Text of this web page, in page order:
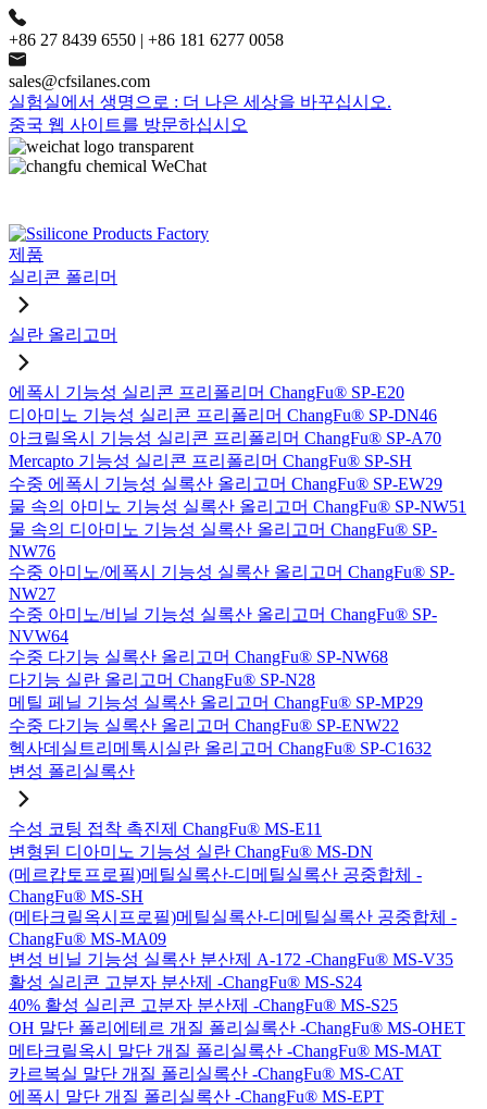
+86 27 8439 6550 | +86 181 6277 0058
sales@cfsilanes.com
실험실에서 생명으로 : 더 나은 세상을 바꾸십시오.
중국 웹 사이트를 방문하십시오
제품
실리콘 폴리머
실란 올리고머
에폭시 기능성 실리콘 프리폴리머 ChangFu® SP-E20
디아미노 기능성 실리콘 프리폴리머 ChangFu® SP-DN46
아크릴옥시 기능성 실리콘 프리폴리머 ChangFu® SP-A70
Mercapto 기능성 실리콘 프리폴리머 ChangFu® SP-SH
수중 에폭시 기능성 실록산 올리고머 ChangFu® SP-EW29
물 속의 아미노 기능성 실록산 올리고머 ChangFu® SP-NW51
물 속의 디아미노 기능성 실록산 올리고머 ChangFu® SP-
NW76
수중 아미노/에폭시 기능성 실록산 올리고머 ChangFu® SP-
NW27
수중 아미노/비닐 기능성 실록산 올리고머 ChangFu® SP-
NVW64
수중 다기능 실록산 올리고머 ChangFu® SP-NW68
다기능 실란 올리고머 ChangFu® SP-N28
메틸 페닐 기능성 실록산 올리고머 ChangFu® SP-MP29
수중 다기능 실록산 올리고머 ChangFu® SP-ENW22
헥사데실트리메톡시실란 올리고머 ChangFu® SP-C1632
변성 폴리실록산
수성 코팅 접착 촉진제 ChangFu® MS-E11
변형된 디아미노 기능성 실란 ChangFu® MS-DN
(메르캅토프로필)메틸실록산-디메틸실록산 공중합체 -
ChangFu® MS-SH
(메타크릴옥시프로필)메틸실록산-디메틸실록산 공중합체 -
ChangFu® MS-MA09
변성 비닐 기능성 실록산 분산제 A-172 -ChangFu® MS-V35
활성 실리콘 고분자 분산제 -ChangFu® MS-S24
40% 활성 실리콘 고분자 분산제 -ChangFu® MS-S25
OH 말단 폴리에테르 개질 폴리실록산 -ChangFu® MS-OHET
메타크릴옥시 말단 개질 폴리실록산 -ChangFu® MS-MAT
카르복실 말단 개질 폴리실록산 -ChangFu® MS-CAT
에폭시 말단 개질 폴리실록산 -ChangFu® MS-EPT